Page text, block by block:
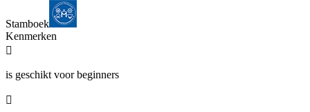
Stamboek
Kenmerken

is geschikt voor beginners
